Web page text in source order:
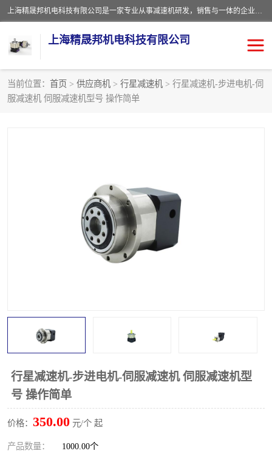
上海精晟邦机电科技有限公司是一家专业从事减速机研发，销售与一体的企业。公司拥有资深技术人员和技术团队服务人才，致力于为广大客户提供专业，细致的产品服务。主营产品有：中型减速电机，微型调速电机，精密行星减速机，蜗轮蜗杆减速机，RFKS四大系列减速机，SKM双曲面齿轮减速机，齿轮减速电机，行星减速机，防爆电机，变频器等系列；产品广泛用于汽车，船舶，能源，环保，包装，物流等领域，欢迎咨询。
上海精晟邦机电科技有限公司
当前位置： 首页 > 供应商机 > 行星减速机 > 行星减速机-步进电机-伺
服减速机 伺服减速机型号 操作简单
行星减速机-步进电机-伺服减速机 伺服减速机型
号 操作简单
价格： 350.00 元/个 起
产品数量： 1000.00个
减速电机
精晟邦微型齿轮减速电机
晟邦电机
东元电机